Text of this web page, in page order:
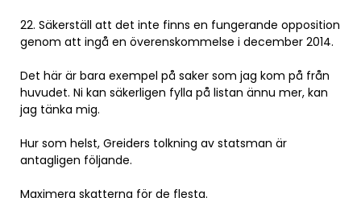
22. Säkerställ att det inte finns en fungerande opposition
genom att ingå en överenskommelse i december 2014.
Det här är bara exempel på saker som jag kom på från
huvudet. Ni kan säkerligen fylla på listan ännu mer, kan
jag tänka mig.
Hur som helst, Greiders tolkning av statsman är
antagligen följande.
Maximera skatterna för de flesta.